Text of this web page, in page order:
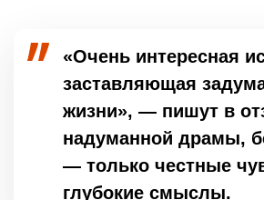
«Очень интересная
заставляющая
жизни», — пишут в
надуманной драмы,
— только честные
глубокие смыслы.